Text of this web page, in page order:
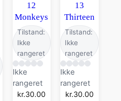
12
Monkeys
Tilstand:
Ikke
rangeret
Ikke
rangeret
kr.30.00
13
Thirteen
Tilstand:
Ikke
rangeret
Ikke
rangeret
kr.30.00